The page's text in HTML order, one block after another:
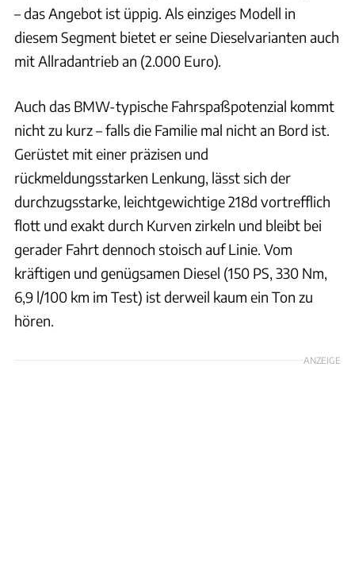
– das Angebot ist üppig. Als einziges Modell in
diesem Segment bietet er seine Dieselvarianten auch
mit Allradantrieb an (2.000 Euro).
Auch das BMW-typische Fahrspaßpotenzial kommt
nicht zu kurz – falls die Familie mal nicht an Bord ist.
Gerüstet mit einer präzisen und
rückmeldungsstarken Lenkung, lässt sich der
durchzugsstarke, leichtgewichtige 218d vortrefflich
flott und exakt durch Kurven zirkeln und bleibt bei
gerader Fahrt dennoch stoisch auf Linie. Vom
kräftigen und genügsamen Diesel (150 PS, 330 Nm,
6,9 l/100 km im Test) ist derweil kaum ein Ton zu
hören.
ANZEIGE